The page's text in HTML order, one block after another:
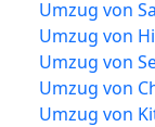
Umzug von
Umzug von
Umzug von
Umzug von
Umzug von